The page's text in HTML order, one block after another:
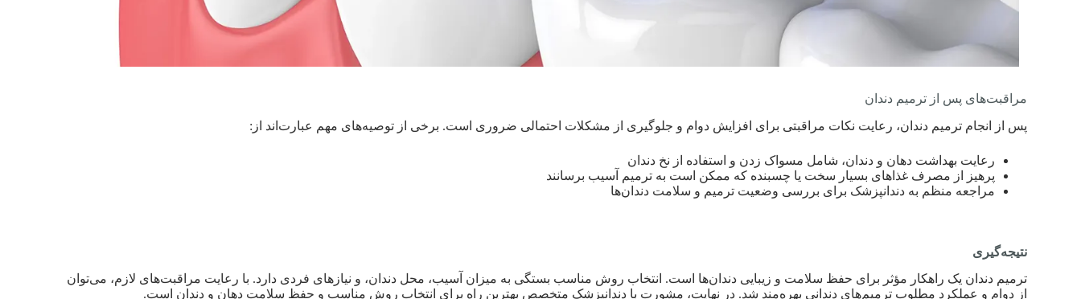
مراقبت‌های پس از ترمیم دندان
پس از انجام ترمیم دندان، رعایت نکات مراقبتی برای افزایش دوام و جلوگیری از مشکلات احتمالی ضروری است. برخی از توصیه‌های مهم عبارت‌اند از:
رعایت بهداشت دهان و دندان، شامل مسواک زدن و استفاده از نخ دندان
پرهیز از مصرف غذاهای بسیار سخت یا چسبنده که ممکن است به ترمیم آسیب برسانند
مراجعه منظم به دندانپزشک برای بررسی وضعیت ترمیم و سلامت دندان‌ها
نتیجه‌گیری
ترمیم دندان یک راهکار مؤثر برای حفظ سلامت و زیبایی دندان‌ها است. انتخاب روش مناسب بستگی به میزان آسیب، محل دندان، و نیازهای فردی دارد. با رعایت مراقبت‌های لازم، می‌توان
از دوام و عملکرد مطلوب ترمیم‌های دندانی بهره‌مند شد. در نهایت، مشورت با دندانپزشک متخصص بهترین راه برای انتخاب روش مناسب و حفظ سلامت دهان و دندان است.